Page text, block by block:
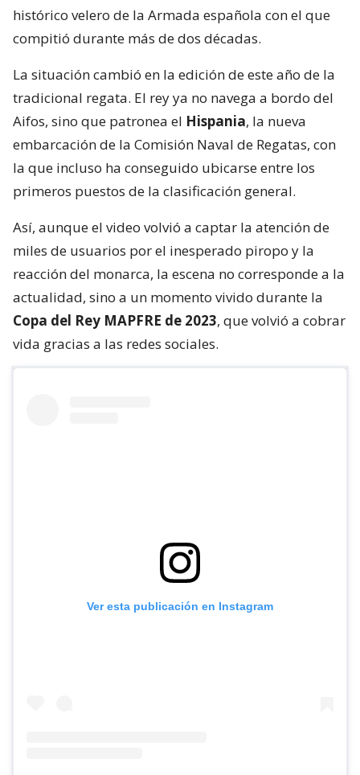
histórico velero de la Armada española con el que
compitió durante más de dos décadas.
La situación cambió en la edición de este año de la
tradicional regata. El rey ya no navega a bordo del
Aifos, sino que patronea el Hispania, la nueva
embarcación de la Comisión Naval de Regatas, con
la que incluso ha conseguido ubicarse entre los
primeros puestos de la clasificación general.
Así, aunque el video volvió a captar la atención de
miles de usuarios por el inesperado piropo y la
reacción del monarca, la escena no corresponde a la
actualidad, sino a un momento vivido durante la
Copa del Rey MAPFRE de 2023, que volvió a cobrar
vida gracias a las redes sociales.
Ver esta publicación en Instagram